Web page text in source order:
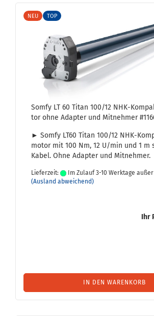
NEU TOP
Somfy LT 60 Titan 100/12 NHK-​
tor ohne Ad­ap­ter und Mit­neh­mer
► Somfy LT60 Titan 100/12 NHK-​
mo­tor mit 100 Nm, 12 U/min und 1 m
Kabel. Ohne Ad­ap­ter und Mit­neh­mer.
Lieferzeit:
Im Zulauf 3-10 Werktage
(Ausland abweichend)
Ihr
IN DEN WARENKORB